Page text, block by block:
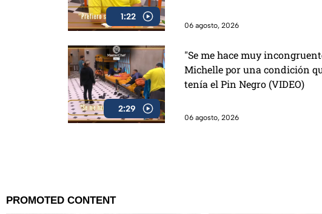
1:22
06 agosto, 2026
2:29
"Se me hace muy
Michelle por una condición
tenía el Pin Negro (VIDEO)
06 agosto, 2026